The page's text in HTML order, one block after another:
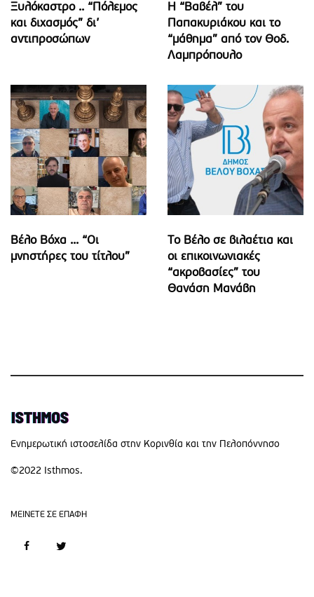
Ξυλόκαστρο .. “Πόλεμος
και διχασμός” δι’
αντιπροσώπων
Η “Βαβέλ” του
Παπακυριάκου και το
“μάθημα” από τον Θοδ.
Λαμπρόπουλο
Βέλο Βόχα ... “Οι
μνηστήρες του τίτλου”
Το Βέλο σε βιλαέτια και
οι επικοινωνιακές
“ακροβασίες” του
Θανάση Μανάβη
Eνημερωτική ιστοσελίδα στην Κορινθία και την Πελοπόννησο
©2022 Isthmos.
MEINETE ΣΕ ΕΠΑΦΗ